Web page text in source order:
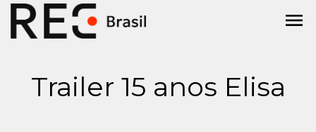
menu
Trailer 15 anos Elisa